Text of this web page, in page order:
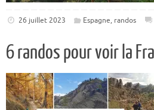
26 juillet 2023 Espagne, randos
6 randos pour voir la